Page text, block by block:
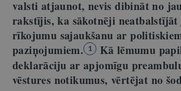
valsti atjaunot, nevis dibināt no
rakstījis, ka sākotnēji
rīkojumu sajaukšanu ar
paziņojumiem.
1
Kā lēmumu
deklarāciju ar apjomīgu
vēstures notikumus, vērtējat no